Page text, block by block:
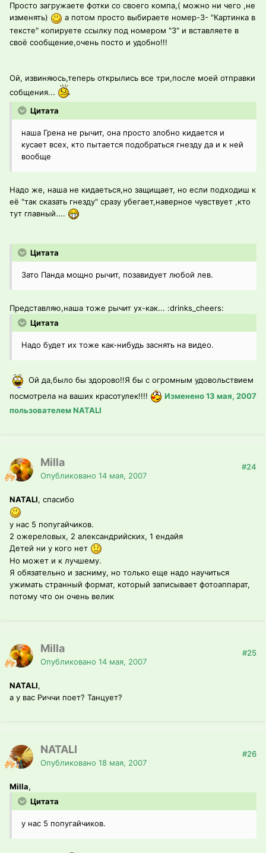
Просто загружаете фотки со своего компа,( можно ни чего ,не
изменять)
а потом просто выбираете номер-3- "Картинка в
тексте" копируете ссылку под номером "3" и вставляете в
своё сообщение,очень посто и удобно!!!
Ой, извиняюсь,теперь открылись все три,после моей отправки
собщения...
Цитата
наша Грена не рычит, она просто злобно кидается и
кусает всех, кто пытается подобраться гнезду да и к ней
вообще
Надо же, наша не кидаеться,но защищает, но если подходиш к
её "так сказать гнезду" сразу убегает,наверное чувствует ,кто
тут главный....
Цитата
Зато Панда мощно рычит, позавидует любой лев.
Представляю,наша тоже рычит ух-как... :drinks_cheers:
Цитата
Надо будет их тоже как-нибудь заснять на видео.
Ой да,было бы здорово!!Я бы с огромным удовольствием
посмотрела на ваших красотулек!!!!
Изменено13 мая, 2007
пользователем NATALI
Milla
Опубликовано 14 мая, 2007
#24
NATALI, спасибо
у нас 5 попугайчиков.
2 ожереловых, 2 александрийских, 1 ендайя
Детей ни у кого нет
Но может и к лучшему.
Я обязательно и засниму, но только еще надо научиться
ужимать странный формат, который записывает фотоаппарат,
потому что он очень велик
Milla
Опубликовано 14 мая, 2007
#25
NATALI,
а у вас Риччи поет? Танцует?
NATALI
Опубликовано 18 мая, 2007
#26
Milla,
Цитата
у нас 5 попугайчиков.